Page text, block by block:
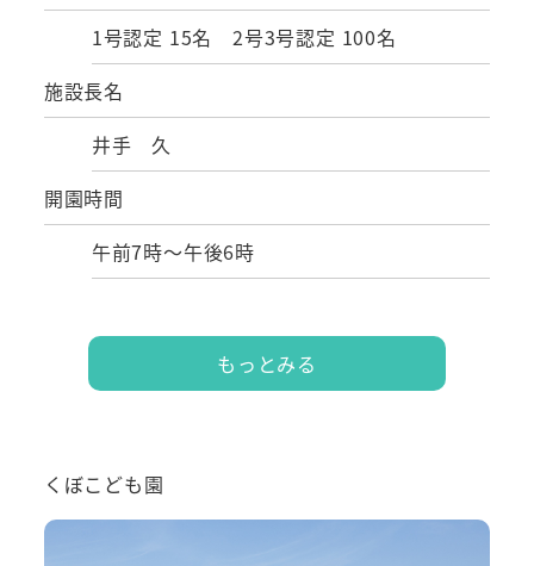
1号認定 15名 2号3号認定 100名
施設長名
井手 久
開園時間
午前7時～午後6時
もっとみる
くぼこども園